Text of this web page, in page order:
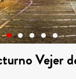
Vejer